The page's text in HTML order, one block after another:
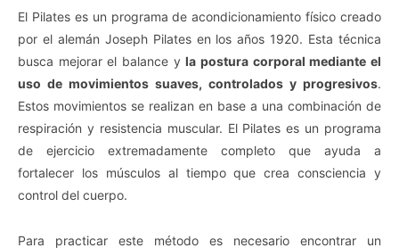
El Pilates es un programa de acondicionamiento físico creado
por el alemán Joseph Pilates en los años 1920. Esta técnica
busca mejorar el balance yla postura corporal mediante el
uso de movimientos suaves, controlados y progresivos.
Estos movimientos se realizan en base a una combinación de
respiración y resistencia muscular. El Pilates es un programa
de ejercicio extremadamente completo que ayuda a
fortalecer los músculos al tiempo que crea consciencia y
control del cuerpo.
Para practicar este método es necesario encontrar un